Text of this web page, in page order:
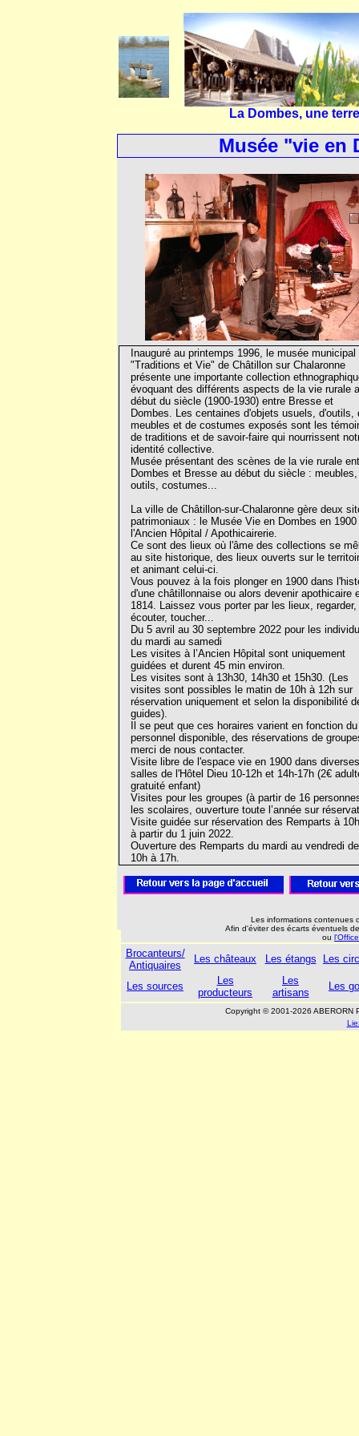
La Dombes, une
Musée "vie en
Inauguré au printemps 1996, le musée municipal
"Traditions et Vie" de Châtillon sur Chalaronne
présente une importante collection
évoquant des différents aspects de la vie rurale
début du siècle (1900-1930) entre Bresse et
Dombes. Les centaines d'objets usuels, d'outils,
meubles et de costumes exposés sont les
de traditions et de savoir-faire qui nourrissent
identité collective.
Musée présentant des scènes de la vie rurale
Dombes et Bresse au début du siècle : meubles,
outils, costumes...
La ville de Châtillon-sur-Chalaronne gère deux
patrimoniaux : le Musée Vie en Dombes en 1900
l'Ancien Hôpital / Apothicairerie.
Ce sont des lieux où l'âme des collections se
au site historique, des lieux ouverts sur le
et animant celui-ci.
Vous pouvez à la fois plonger en 1900 dans
d'une châtillonnaise ou alors devenir apothicaire
1814. Laissez vous porter par les lieux, regarder,
écouter, toucher...
Du 5 avril au 30 septembre 2022 pour les
du mardi au samedi ​
Les visites à l’Ancien Hôpital sont uniquement
guidées et durent 45 min environ.
Les visites sont à 13h30, 14h30 et 15h30. (Les
visites sont possibles le matin de 10h à 12h sur
réservation uniquement et selon la disponibilité
guides).
Il se peut que ces horaires varient en fonction du
personnel disponible, des réservations de
merci de nous contacter. ​
Visite libre de l'espace vie en 1900 dans diverses
salles de l'Hôtel Dieu 10-12h et 14h-17h (2€
gratuité enfant) ​
Visites pour les groupes (à partir de 16
les scolaires, ouverture toute l’année sur
Visite guidée sur réservation des Remparts à
à partir du 1 juin 2022. ​
Ouverture des Remparts du mardi au vendredi de
10h à 17h.
Les informations contenues
Afin d'éviter des écarts éventuels
ou
Brocanteurs/
Antiquaires
Les châteaux Les étangs Les
Les sources
Les
producteurs
Les
artisans
Les
Copyright © 2001-2026 ABERORN